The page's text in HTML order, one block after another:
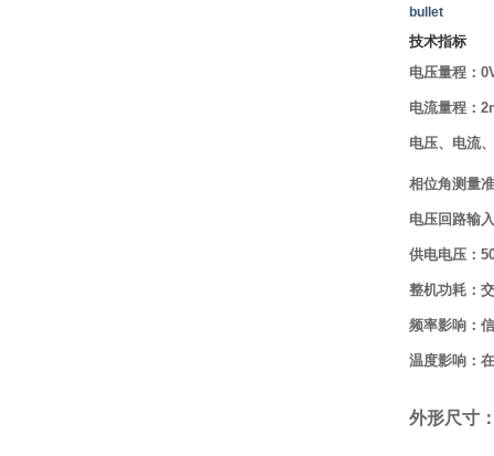
技术指标
电压量程：
电流量程：
电压、电流
相位角测量
电压回路输
供电电压：
整机功耗：
频率影响：
温度影响：
外形尺寸